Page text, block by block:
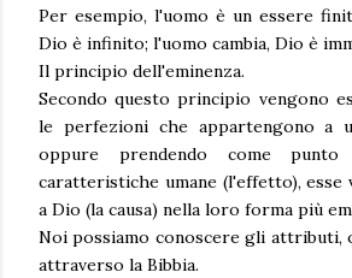
Per esempio, l'uomo è un essere
Dio è infinito; l'uomo cambia, Dio è
Il principio dell'eminenza.
Secondo questo principio vengono
le perfezioni che appartengono a
oppure prendendo come
caratteristiche umane (l'effetto),
a Dio (la causa) nella loro forma più
Noi possiamo conoscere gli attributi,
attraverso la Bibbia.